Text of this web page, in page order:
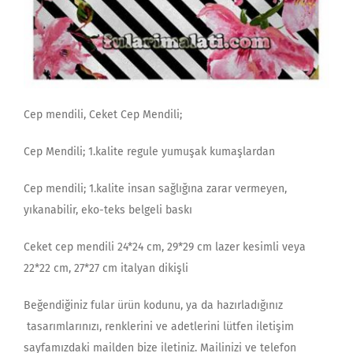
Cep mendili, Ceket Cep Mendili;
Cep Mendili; 1.kalite regule yumuşak kumaşlardan
Cep mendili; 1.kalite insan sağlığına zarar vermeyen,
yıkanabilir, eko-teks belgeli baskı
Ceket cep mendili 24*24 cm, 29*29 cm lazer kesimli veya
22*22 cm, 27*27 cm italyan dikişli
Beğendiğiniz fular ürün kodunu, ya da hazırladığınız
tasarımlarınızı, renklerini ve adetlerini lütfen iletişim
sayfamızdaki mailden bize iletiniz. Mailinizi ve telefon